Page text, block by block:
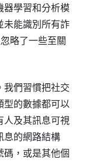
器學習和分析模
未能識別所有詐
略了一些至關
我們習慣把社交
型的數據都可以
人及其訊息可視
息的網路結構
碼，或是其他個